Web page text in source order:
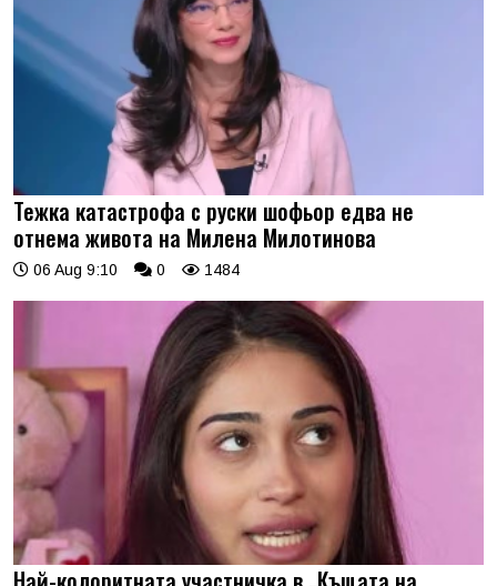
Тежка катастрофа с руски шофьор едва не
отнема живота на Милена Милотинова
06 Aug 9:10 0 1484